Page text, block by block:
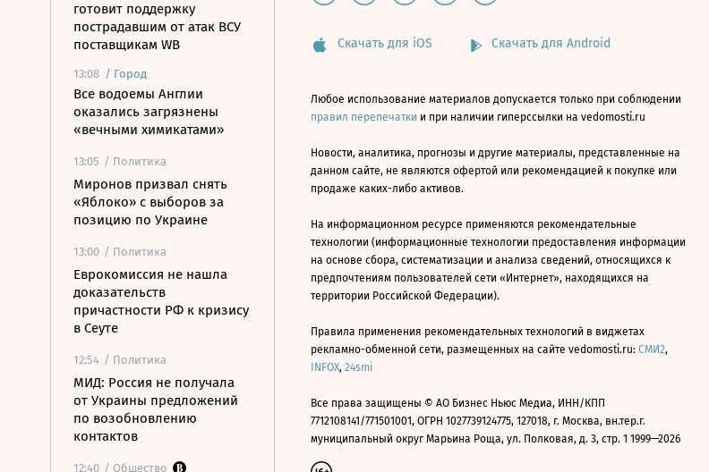
готовит поддержку
пострадавшим от атак ВСУ
поставщикам WB
13:08 / Город
Все водоемы Англии
оказались загрязнены
«вечными химикатами»
13:05 / Политика
Миронов призвал снять
«Яблоко» с выборов за
позицию по Украине
13:00 / Политика
Еврокомиссия не нашла
доказательств
причастности РФ к кризису
в Сеуте
12:54 / Политика
МИД: Россия не получала
от Украины предложений
по возобновлению
контактов
12:40 / Общество
Скачать для iOS Скачать для Android
Любое использование материалов допускается только при соблюдении
правил перепечатки и при наличии гиперссылки на vedomosti.ru
Новости, аналитика, прогнозы и другие материалы, представленные на
данном сайте, не являются офертой или рекомендацией к покупке или
продаже каких-либо активов.
На информационном ресурсе применяются рекомендательные
технологии (информационные технологии предоставления информации
на основе сбора, систематизации и анализа сведений, относящихся к
предпочтениям пользователей сети «Интернет», находящихся на
территории Российской Федерации).
Правила применения рекомендательных технологий в виджетах
рекламно-обменной сети, размещенных на сайте vedomosti.ru: СМИ2,
INFOX, 24smi
Все права защищены © АО Бизнес Ньюс Медиа, ИНН/КПП
7712108141/771501001, ОГРН 1027739124775, 127018, г. Москва, вн.тер.г.
муниципальный округ Марьина Роща, ул. Полковая, д. 3, стр. 1 1999—2026